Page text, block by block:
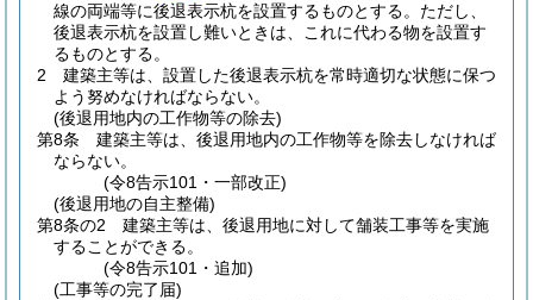
線の両端等に後退表示杭を設置するものとする。 ただし、
後退表示杭を設置し難いときは、これに代わる物を設置す
るものとする。
2
建築主等は、設置した後退表示杭を常時適切な状態に保つ
よう努めなければならない。
(後退用地内の工作物等の除去)
第8条
建築主等は、後退用地内の工作物等を除去しなければ
ならない。
(令8告示101・一部改正)
(後退用地の自主整備)
第8条の2
建築主等は、後退用地に対して舗装工事等を実施
することができる。
(令8告示101・追加)
(工事等の完了届)